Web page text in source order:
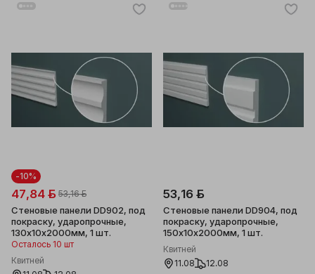
-10%
47,84 ƃ 53,16 ƃ
Стеновые панели DD902, под
покраску, ударопрочные,
130x10x2000мм, 1 шт.
Осталось 10 шт
Квитней
53,16 ƃ
Стеновые панели DD904, под
покраску, ударопрочные,
150x10x2000мм, 1 шт.
Квитней
11.08
12.08